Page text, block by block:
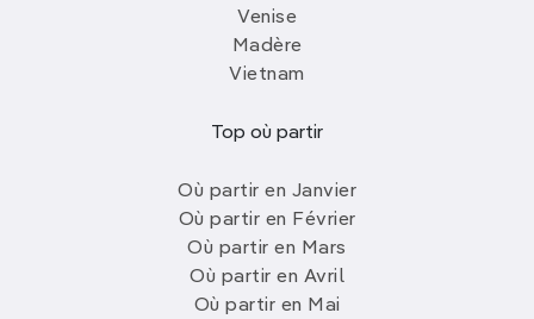
Venise
Madère
Vietnam
Top où partir
Où partir en Janvier
Où partir en Février
Où partir en Mars
Où partir en Avril
Où partir en Mai